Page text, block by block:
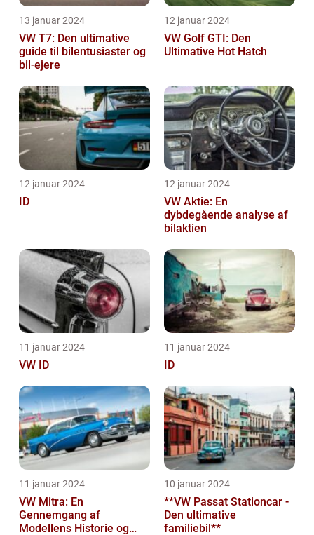
13 januar 2024
VW T7: Den ultimative
guide til bilentusiaster og
bil-ejere
12 januar 2024
VW Golf GTI: Den
Ultimative Hot Hatch
12 januar 2024
ID
12 januar 2024
VW Aktie: En
dybdegående analyse af
bilaktien
11 januar 2024
VW ID
11 januar 2024
ID
11 januar 2024
VW Mitra: En
Gennemgang af
Modellens Historie og
10 januar 2024
**VW Passat Stationcar -
Den ultimative
familiebil**